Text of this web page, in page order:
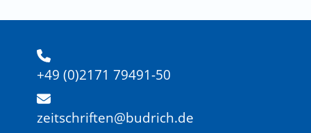
+49 (0)2171 79491-50
zeitschriften@budrich.de